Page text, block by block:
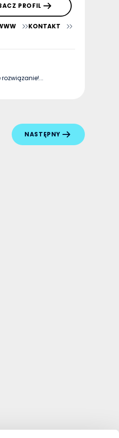
PROFIL
KONTAKT
NASTĘPNY